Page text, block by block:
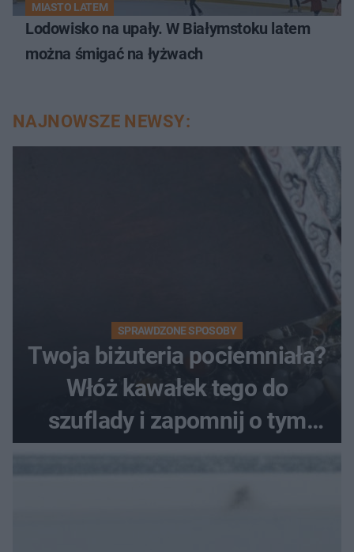
MIASTO LATEM
Lodowisko na upały. W Białymstoku latem
można śmigać na łyżwach
NAJNOWSZE NEWSY:
SPRAWDZONE SPOSOBY
Twoja biżuteria pociemniała?
Włóż kawałek tego do
szuflady i zapomnij o tym